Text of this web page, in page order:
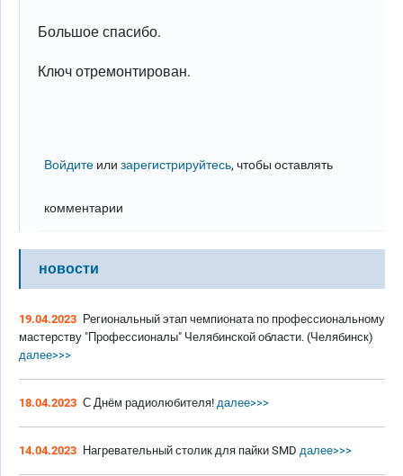
Большое спасибо.
Ключ отремонтирован.
Войдите илизарегистрируйтесь, чтобы оставлять
комментарии
новости
19.04.2023 Региональный этап чемпионата по профессиональному
мастерству "Профессионалы" Челябинской области. (Челябинск)
далее>>>
18.04.2023 С Днём радиолюбителя! далее>>>
14.04.2023 Нагревательный столик для пайки SMD далее>>>